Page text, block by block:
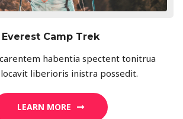
Everest Camp Trek
habentia spectent tonitrua
liberioris inistra possedit.
LEARN MORE